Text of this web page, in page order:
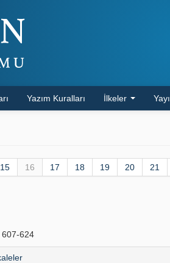
Yazım Kuralları İlkeler
15 16 17 18 19 20 21
607-624